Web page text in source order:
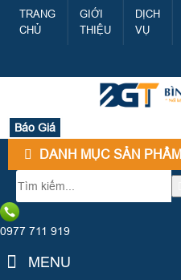
TRANG
CHỦ
GIỚI
THIỆU
DỊCH
VỤ
Báo Giá
DANH MỤC SẢN PHẨM
0977 711 919
MENU